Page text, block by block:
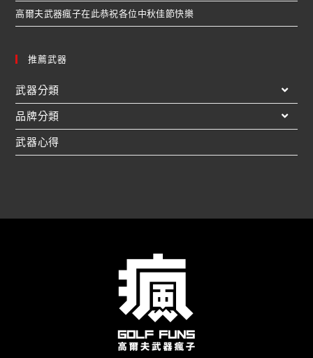
高爾夫武器瘋子在此恭祝各位中秋佳節快樂
推薦武器
武器分類
品牌分類
武器心得